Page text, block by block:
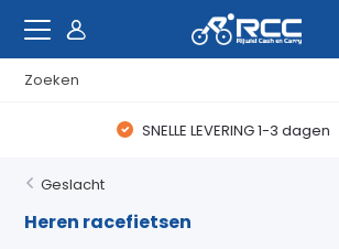
WAANZINNIGE FIETSDEALS
Geslacht
Heren racefietsen